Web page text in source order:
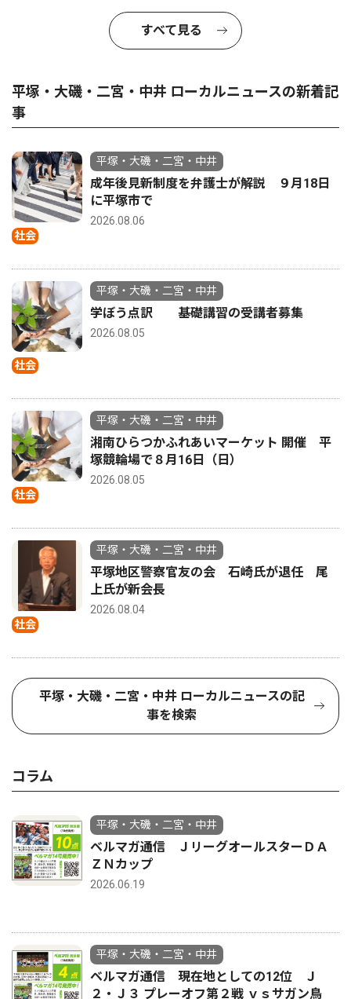
すべて見る
平塚・大磯・二宮・中井 ローカルニュースの新着記
事
社会
平塚・大磯・二宮・中井
成年後見新制度を弁護士が解説 ９月18日
に平塚市で
2026.08.06
社会
平塚・大磯・二宮・中井
学ぼう点訳 基礎講習の受講者募集
2026.08.05
社会
平塚・大磯・二宮・中井
湘南ひらつかふれあいマーケット 開催 平
塚競輪場で８月16日（日）
2026.08.05
社会
平塚・大磯・二宮・中井
平塚地区警察官友の会 石崎氏が退任 尾
上氏が新会長
2026.08.04
平塚・大磯・二宮・中井 ローカルニュースの記
事を検索
コラム
平塚・大磯・二宮・中井
ベルマガ通信 ＪリーグオールスターＤＡ
ＺＮカップ
2026.06.19
平塚・大磯・二宮・中井
ベルマガ通信 現在地としての12位 Ｊ
２・Ｊ３ プレーオフ第２戦 ｖｓサガン鳥